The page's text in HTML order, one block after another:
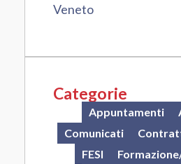
Veneto
Categorie
Appuntamenti
Comunicati
FESI